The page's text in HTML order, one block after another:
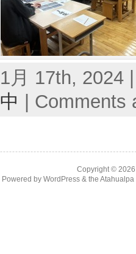
1月 17th, 2024
中 | Comments
Copyright ©
Powered by WordPress& the Atahualpa